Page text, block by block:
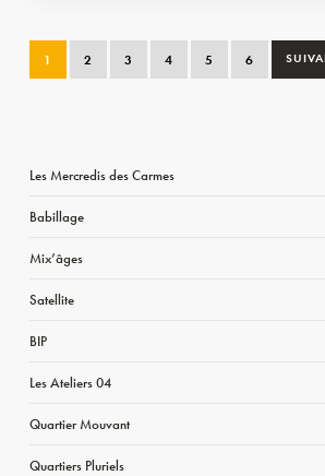
1 2 3 4 5 6
Les Mercredis des Carmes
Babillage
Mix’âges
Satellite
BIP
Les Ateliers 04
Quartier Mouvant
Quartiers Pluriels